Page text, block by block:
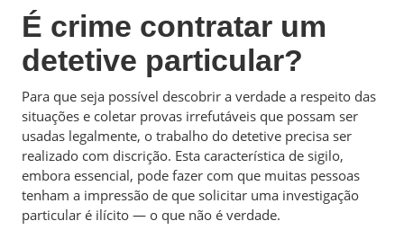
É crime contratar um
detetive particular?
Para que seja possível descobrir a verdade a respeito das
situações e coletar provas irrefutáveis que possam ser
usadas legalmente, o trabalho do detetive precisa ser
realizado com discrição. Esta característica de sigilo,
embora essencial, pode fazer com que muitas pessoas
tenham a impressão de que solicitar uma investigação
particular é ilícito — o que não é verdade.